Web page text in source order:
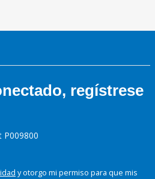
regístrese
P009800
y otorgo mi permiso para que mis